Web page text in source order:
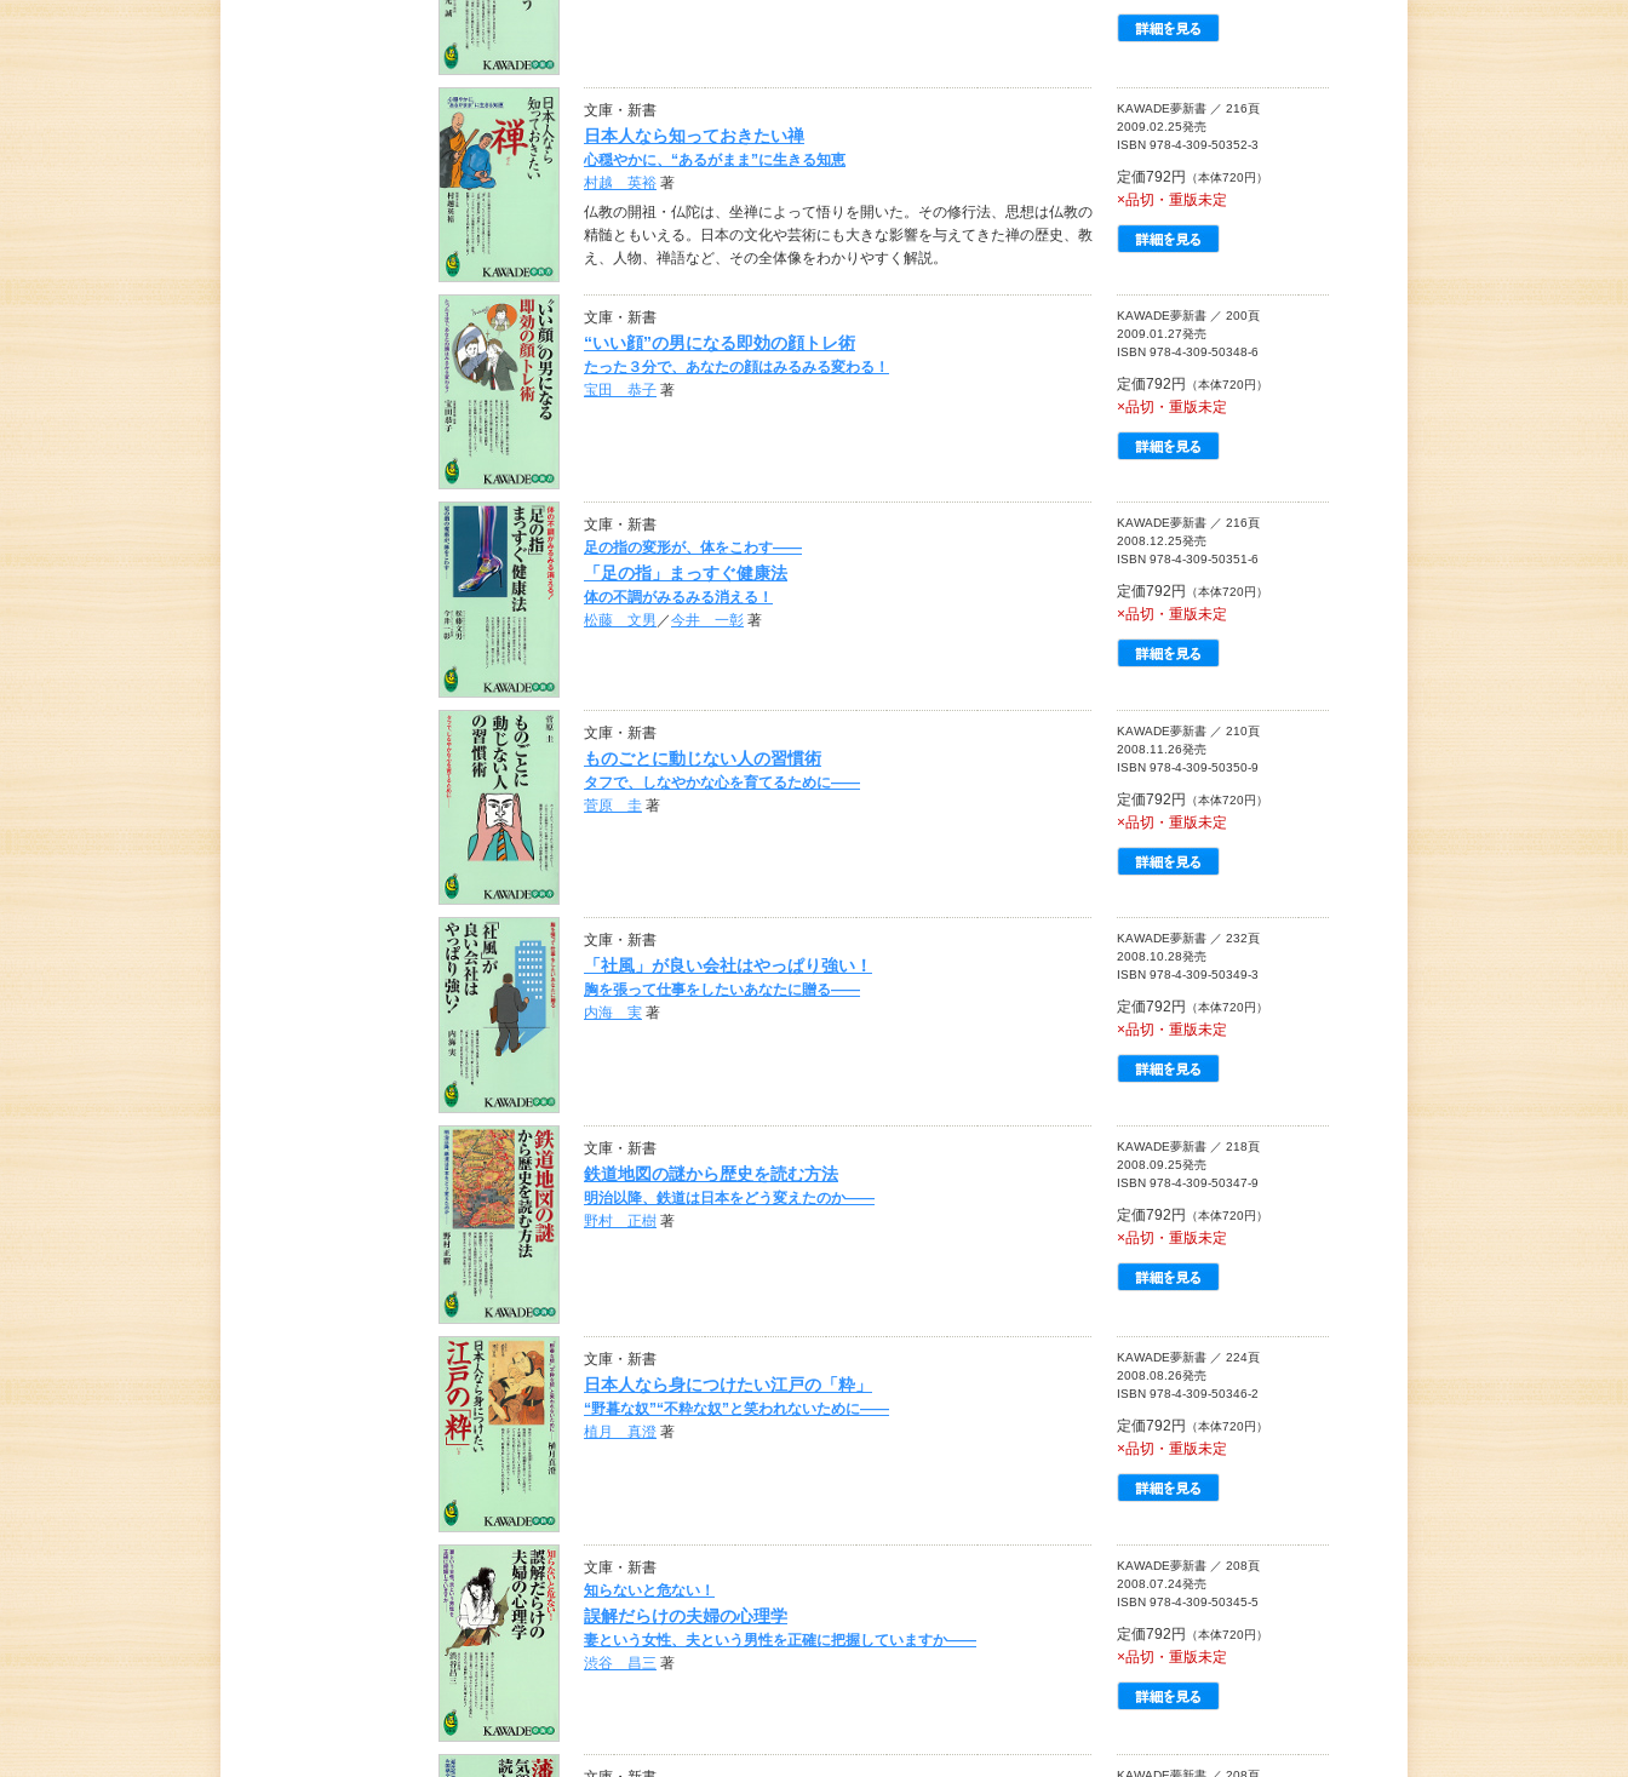
文庫・新書
日本人なら知っておきたい禅
心穏やかに、“あるがまま”に生きる知恵
村越 英裕 著
仏教の開祖・仏陀は、坐禅によって悟りを開いた。その修行法、思想は仏教の
精髄ともいえる。日本の文化や芸術にも大きな影響を与えてきた禅の歴史、教
え、人物、禅語など、その全体像をわかりやすく解説。
KAWADE夢新書 ／ 216頁
2009.02.25発売
ISBN 978-4-309-50352-3
定価792円 （本体720円）
×品切・重版未定
文庫・新書
“いい顔”の男になる即効の顔トレ術
たった３分で、あなたの顔はみるみる変わる！
宝田 恭子 著
KAWADE夢新書 ／ 200頁
2009.01.27発売
ISBN 978-4-309-50348-6
定価792円 （本体720円）
×品切・重版未定
文庫・新書
足の指の変形が、体をこわす――
「足の指」まっすぐ健康法
体の不調がみるみる消える！
松藤 文男 ／今井 一彰 著
KAWADE夢新書 ／ 216頁
2008.12.25発売
ISBN 978-4-309-50351-6
定価792円 （本体720円）
×品切・重版未定
文庫・新書
ものごとに動じない人の習慣術
タフで、しなやかな心を育てるために――
菅原 圭 著
KAWADE夢新書 ／ 210頁
2008.11.26発売
ISBN 978-4-309-50350-9
定価792円 （本体720円）
×品切・重版未定
文庫・新書
「社風」が良い会社はやっぱり強い！
胸を張って仕事をしたいあなたに贈る――
内海 実 著
KAWADE夢新書 ／ 232頁
2008.10.28発売
ISBN 978-4-309-50349-3
定価792円 （本体720円）
×品切・重版未定
文庫・新書
鉄道地図の謎から歴史を読む方法
明治以降、鉄道は日本をどう変えたのか――
野村 正樹 著
KAWADE夢新書 ／ 218頁
2008.09.25発売
ISBN 978-4-309-50347-9
定価792円 （本体720円）
×品切・重版未定
文庫・新書
日本人なら身につけたい江戸の「粋」
“野暮な奴”“不粋な奴”と笑われないために――
植月 真澄 著
KAWADE夢新書 ／ 224頁
2008.08.26発売
ISBN 978-4-309-50346-2
定価792円 （本体720円）
×品切・重版未定
文庫・新書
知らないと危ない！
誤解だらけの夫婦の心理学
妻という女性、夫という男性を正確に把握していますか――
渋谷 昌三 著
KAWADE夢新書 ／ 208頁
2008.07.24発売
ISBN 978-4-309-50345-5
定価792円 （本体720円）
×品切・重版未定